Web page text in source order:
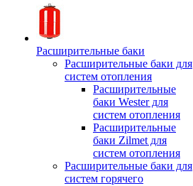
Расширительные баки
Расширительные баки для
систем отопления
Расширительные
баки Wester для
систем отопления
Расширительные
баки Zilmet для
систем отопления
Расширительные баки для
систем горячего